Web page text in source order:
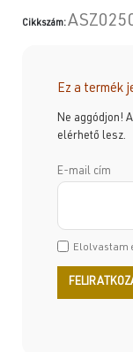
Cikkszám:
Ez a termék
Ne aggódjon!
elérhető lesz.
E-mail cím
Elolvastam